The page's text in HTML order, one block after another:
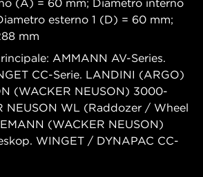
esterno 1 (D) = 60 mm;
mm
AMMANN AV-Series.
CC-Serie. LANDINI (ARGO)
(WACKER NEUSON) 3000-
NEUSON WL (Raddozer / Wheel
(WACKER NEUSON)
WINGET / DYNAPAC CC-